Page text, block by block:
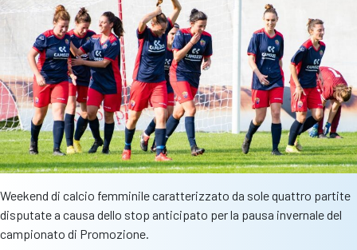
Weekend di calcio femminile caratterizzato da sole quattro partite
disputate a causa dello stop anticipato per la pausa invernale del
campionato di Promozione.